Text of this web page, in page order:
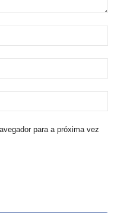
para a próxima vez